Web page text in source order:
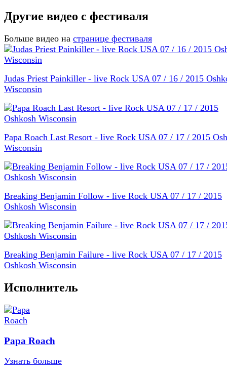
Другие видео с фестиваля
Больше видео на странице фестиваля
Judas Priest Painkiller - live Rock USA 07 / 16 / 2015
Wisconsin
Papa Roach Last Resort - live Rock USA 07 / 17 / 2015
Wisconsin
Breaking Benjamin Follow - live Rock USA 07 / 17 / 2015
Oshkosh Wisconsin
Breaking Benjamin Failure - live Rock USA 07 / 17 / 2015
Oshkosh Wisconsin
Исполнитель
Papa Roach
Узнать больше